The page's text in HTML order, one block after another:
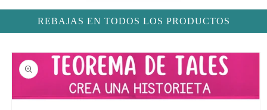
REBAJAS EN TODOS LOS PRODUCTOS
directamente
a la
información